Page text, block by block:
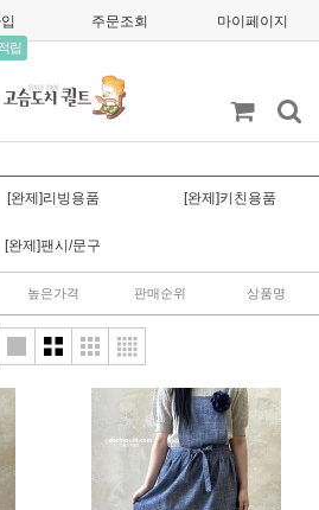
립
주문조회 마이페이지
[완제]리빙용품 [완제]키친용품
[완제]팬시/문구
높은가격 판매순위 상품명